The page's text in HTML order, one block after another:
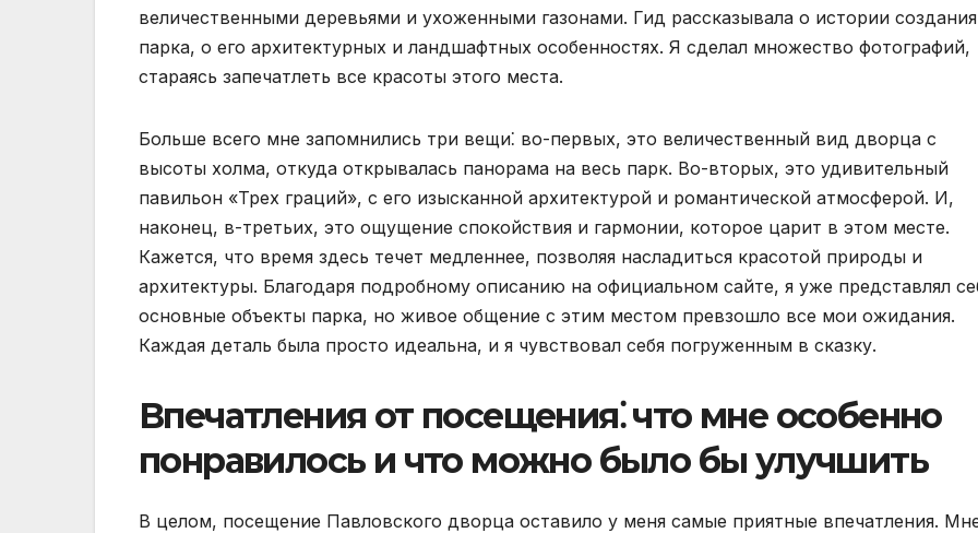
величественными деревьями и ухоженными газонами. Гид рассказывала о истории создания
парка, о его архитектурных и ландшафтных особенностях. Я сделал множество фотографий,
стараясь запечатлеть все красоты этого места.
Больше всего мне запомнились три вещи⁚ во-первых, это величественный вид дворца с
высоты холма, откуда открывалась панорама на весь парк. Во-вторых, это удивительный
павильон «Трех граций», с его изысканной архитектурой и романтической атмосферой. И,
наконец, в-третьих, это ощущение спокойствия и гармонии, которое царит в этом месте.
Кажется, что время здесь течет медленнее, позволяя насладиться красотой природы и
архитектуры. Благодаря подробному описанию на официальном сайте, я уже представлял
основные объекты парка, но живое общение с этим местом превзошло все мои ожидания.
Каждая деталь была просто идеальна, и я чувствовал себя погруженным в сказку.
Впечатления от посещения⁚ что мне особенно
понравилось и что можно было бы улучшить
В целом, посещение Павловского дворца оставило у меня самые приятные впечатления.